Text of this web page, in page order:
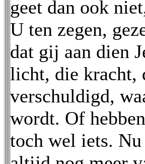
geet dan ook
U ten zegen,
dat gij aan dien
licht, die kracht,
verschuldigd,
wordt. Of
toch wel iets.